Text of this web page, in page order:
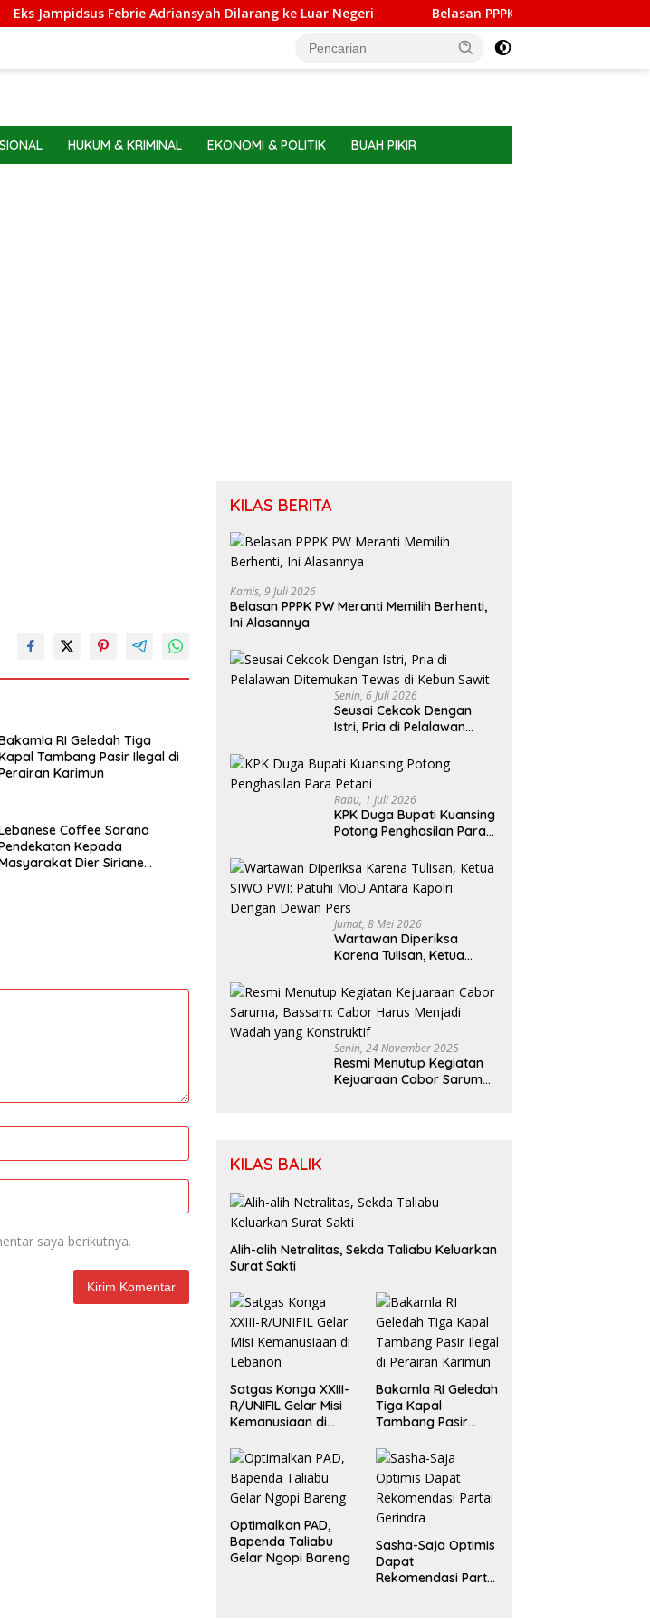
Jampidsus Febrie Adriansyah Dilarang ke Luar Negeri Belasan PPPK PW Meranti Memilih
HUKUM & KRIMINAL EKONOMI & POLITIK BUAH PIKIR
RI Geledah Tiga
Tambang Pasir Ilegal di
Karimun
Coffee Sarana
Kepada
Dier Siriane
saya berikutnya.
KILAS BERITA
Kamis, 9 Juli 2026
Belasan PPPK PW Meranti Memilih Berhenti,
Ini Alasannya
Senin, 6 Juli 2026
Seusai Cekcok Dengan
Istri, Pria di Pelalawan
Sawit
Rabu, 1 Juli 2026
KPK Duga Bupati Kuansing
Potong Penghasilan Para
Jumat, 8 Mei 2026
Wartawan Diperiksa
Karena Tulisan, Ketua
Antara Kapolri Dengan
Dewan Pers
Senin, 24 November 2025
Resmi Menutup Kegiatan
Kejuaraan Cabor Saruma,
KILAS BALIK
Alih-alih Netralitas, Sekda Taliabu Keluarkan
Surat Sakti
Satgas Konga XXIII-
R/UNIFIL Gelar Misi
Kemanusiaan di
Bakamla RI Geledah
Tiga Kapal
Tambang Pasir
Karimun
Optimalkan PAD,
Bapenda Taliabu
Gelar Ngopi Bareng
Sasha-Saja Optimis
Dapat
Rekomendasi Partai